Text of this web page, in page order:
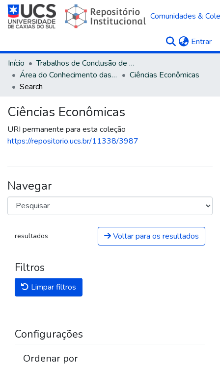
Comunidades &
Entrar
Início
Trabalhos de Conclusão de Curso
Área do Conhecimento das Ciências Sociais Aplicadas
Ciências Econômicas
Search
Ciências Econômicas
URI permanente para esta coleção
https://repositorio.ucs.br/11338/3987
Navegar
resultados Voltar para os resultados
Filtros
Limpar filtros
Configurações
Ordenar por